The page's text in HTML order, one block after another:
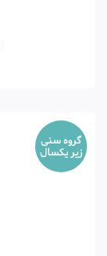
گروه سنی
زیر یکسال